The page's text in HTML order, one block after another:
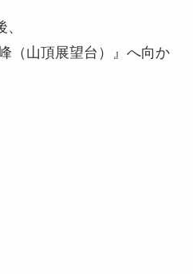
（山頂展望台）』へ向か